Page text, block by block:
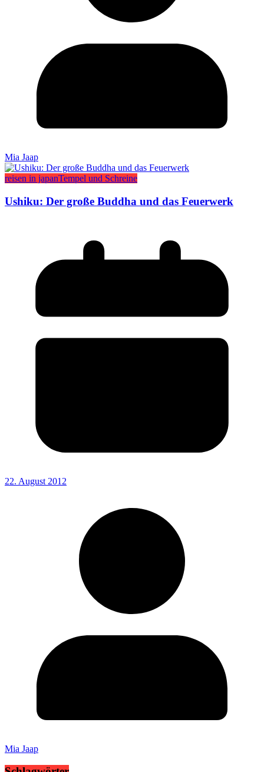
Mia Jaap
reisen in japanTempel und Schreine
Ushiku: Der große Buddha und das Feuerwerk
22. August 2012
Mia Jaap